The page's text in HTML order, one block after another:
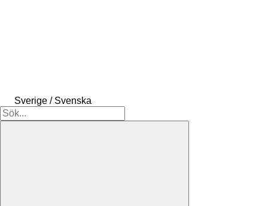
Sverige / Svenska